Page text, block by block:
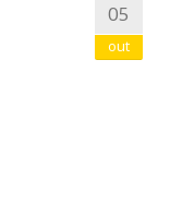
05
out